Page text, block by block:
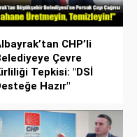
CHP’li
Çevre
Tepkisi: "DSİ
Hazır"